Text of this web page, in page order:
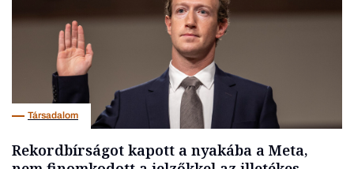
Társadalom
Rekordbírságot kapott a nyakába a Meta,